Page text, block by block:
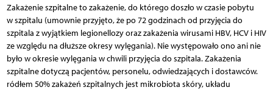
Zakażenie szpitalne to zakażenie, do którego doszło w czasie pobytu
w szpitalu (umownie przyjęto, że po 72 godzinach od przyjęcia do
szpitala z wyjątkiem legionellozy oraz zakażenia wirusami HBV, HCV i HIV
ze względu na dłuższe okresy wylęgania). Nie występowało ono ani nie
było w okresie wylęgania w chwili przyjęcia do szpitala. Zakażenia
szpitalne dotyczą pacjentów, personelu, odwiedzających i dostawców.
ródłem 50% zakażeń szpitalnych jest mikrobiota skóry, układu